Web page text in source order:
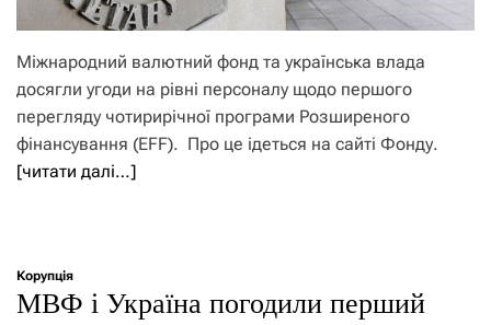
Міжнародний валютний фонд та українська влада
досягли угоди на рівні персоналу щодо першого
перегляду чотирирічної програми Розширеного
фінансування (EFF). Про це ідеться на сайті Фонду.
[читати далі…]
Корупція
МВФ і Україна погодили перший